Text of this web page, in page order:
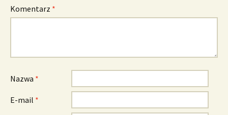
Komentarz *
Nazwa *
E-mail *